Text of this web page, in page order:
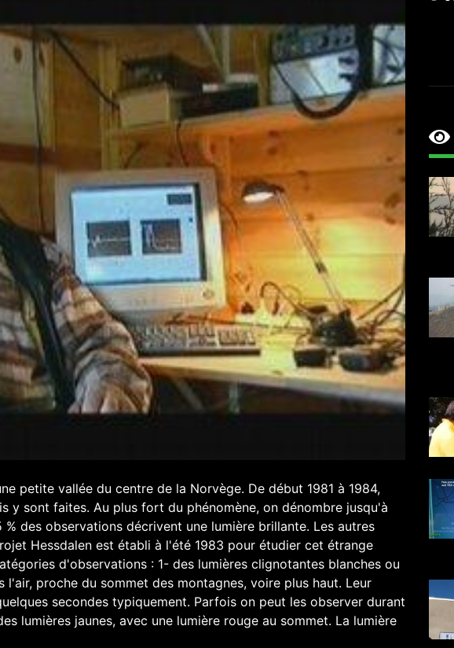
petite vallée du centre de la Norvège. De début 1981 à 1984,
y sont faites. Au plus fort du phénomène, on dénombre jusqu'à
des observations décrivent une lumière brillante. Les autres
Hessdalen est établi à l'été 1983 pour étudier cet étrange
d'observations : 1- des lumières clignotantes blanches ou
l'air, proche du sommet des montagnes, voire plus haut. Leur
secondes typiquement. Parfois on peut les observer durant
lumières jaunes, avec une lumière rouge au sommet. La lumière